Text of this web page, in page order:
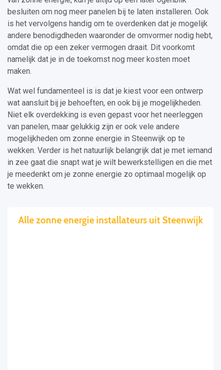
besluiten om nog meer panelen bij te laten installeren. Ook
is het vervolgens handig om te overdenken dat je mogelijk
andere benodigdheden waaronder de omvormer nodig hebt,
omdat die op een zeker vermogen draait. Dit voorkomt
namelijk dat je in de toekomst nog meer kosten moet
maken.
Wat wel fundamenteel is is dat je kiest voor een ontwerp
wat aansluit bij je behoeften, en ook bij je mogelijkheden.
Niet elk overdekking is even gepast voor het neerleggen
van panelen, maar gelukkig zijn er ook vele andere
mogelijkheden om zonne energie in Steenwijk op te
wekken. Verder is het natuurlijk belangrijk dat je met iemand
in zee gaat die snapt wat je wilt bewerkstelligen en die met
je meedenkt om je zonne energie zo optimaal mogelijk op
te wekken.
Alle zonne energie installateurs uit Steenwijk